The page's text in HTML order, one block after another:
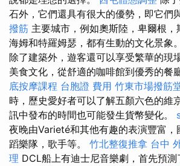
石外，它們還具有很大的優勢，即它們
撥筋 主要城市，例如奧斯陸，卑爾根
海姆和特羅姆瑟，都有生動的文化景象。
除了建築外，遊客還可以享受繁華的現
美食文化，從舒適的咖啡館到優秀的餐
底按摩課程 台胞證 費用 竹東市場撥筋
時，歷史愛好者可以了解五顏六色的維
訊中發布的時間也可能發生貨幣變化。
夜晚由Varieté和其他有趣的表演豐富，
蹈樂隊，歌手等。 竹北整復推拿 台中
理 DCL船上有迪士尼音樂劇，首先預測